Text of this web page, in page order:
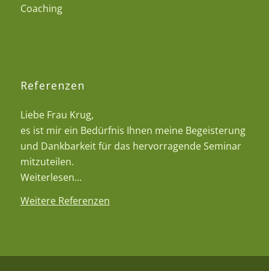
Coaching
Referenzen
Liebe Frau Krug,
es ist mir ein Bedürfnis Ihnen meine Begeisterung
und Dankbarkeit für das hervorragende Seminar
mitzuteilen.
Weiterlesen...
Weitere Referenzen